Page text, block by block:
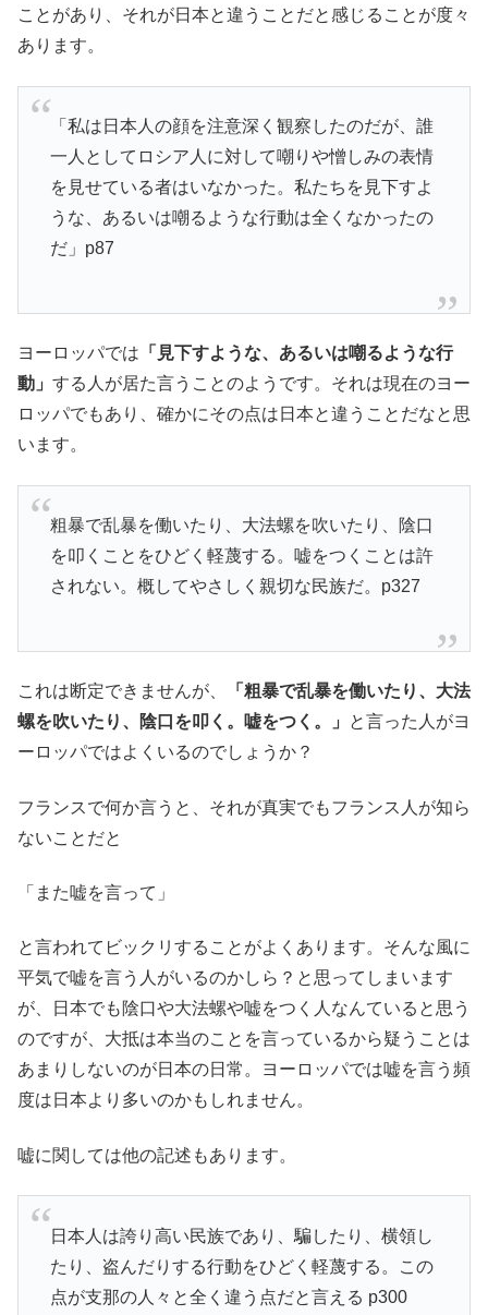
ことがあり、それが日本と違うことだと感じることが度々
あります。
「私は日本人の顔を注意深く観察したのだが、誰
一人としてロシア人に対して嘲りや憎しみの表情
を見せている者はいなかった。私たちを見下すよ
うな、あるいは嘲るような行動は全くなかったの
だ」p87
ヨーロッパでは 「見下すような、あるいは嘲るような行
動」 する人が居た言うことのようです。それは現在のヨー
ロッパでもあり、確かにその点は日本と違うことだなと思
います。
粗暴で乱暴を働いたり、大法螺を吹いたり、陰口
を叩くことをひどく軽蔑する。嘘をつくことは許
されない。概してやさしく親切な民族だ。p327
これは断定できませんが、
「粗暴で乱暴を働いたり、大法
螺を吹いたり、陰口を叩く。嘘をつく。」
と言った人がヨ
ーロッパではよくいるのでしょうか？
フランスで何か言うと、それが真実でもフランス人が知ら
ないことだと
「また嘘を言って」
と言われてビックリすることがよくあります。そんな風に
平気で嘘を言う人がいるのかしら？と思ってしまいます
が、日本でも陰口や大法螺や嘘をつく人なんていると思う
のですが、大抵は本当のことを言っているから疑うことは
あまりしないのが日本の日常。ヨーロッパでは嘘を言う頻
度は日本より多いのかもしれません。
嘘に関しては他の記述もあります。
日本人は誇り高い民族であり、騙したり、横領し
たり、盗んだりする行動をひどく軽蔑する。この
点が支那の人々と全く違う点だと言える p300